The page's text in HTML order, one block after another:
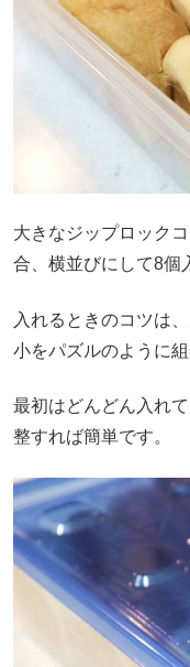
大きなジップロック
合、横並びにして8個
入れるときのコツは
小をパズルのように
最初はどんどん入れ
整すれば簡単です。